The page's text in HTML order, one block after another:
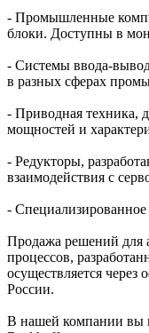
- Промышленные
блоки. Доступны в
- Системы ввода-
в разных сферах
- Приводная техника,
мощностей и
- Редукторы,
взаимодействия с
-
Продажа решений для
процессов,
осуществляется
России.
В нашей компании вы